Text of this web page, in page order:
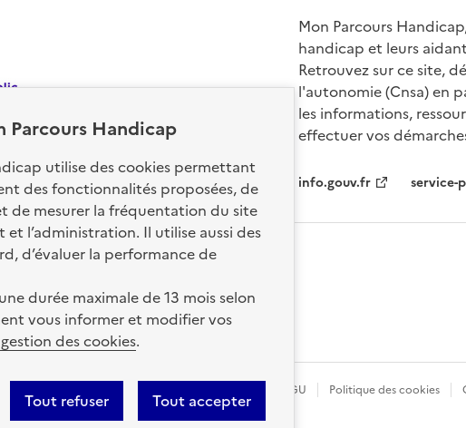
Parcours Handicap
utilise des cookies permettant
des fonctionnalités proposées, de
de mesurer la fréquentation du site
l’administration. Il utilise aussi des
d’évaluer la performance de
durée maximale de 13 mois selon
vous informer et modifier vos
des cookies.
Tout accepter
Tout refuser
Mon Parcours
handicap et leurs
Retrouvez sur ce site,
l'autonomie (Cnsa) en
les informations,
effectuer vos
Nos sites
info.gouv.fr service-
CGU Politique des cookies